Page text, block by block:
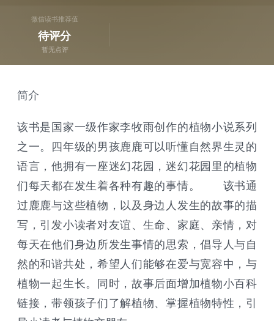
微信读书推荐值
待评分
暂无点评
简介
该书是国家一级作家李牧雨创作的植物小说系列
之一。四年级的男孩鹿鹿可以听懂自然界生灵的
语言，他拥有一座迷幻花园，迷幻花园里的植物
们每天都在发生着各种有趣的事情。 该书通
过鹿鹿与这些植物，以及身边人发生的故事的描
写，引发小读者对友谊、生命、家庭、亲情，对
每天在他们身边所发生事情的思索，倡导人与自
然的和谐共处，希望人们能够在爱与宽容中，与
植物一起生长。同时，故事后面增加植物小百科
链接，带领孩子们了解植物、掌握植物特性，引